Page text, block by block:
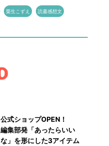
粟生こずえ 読書感想文
公式ショップOPEN！
編集部発「あったらいい
な」を形にした3アイテム